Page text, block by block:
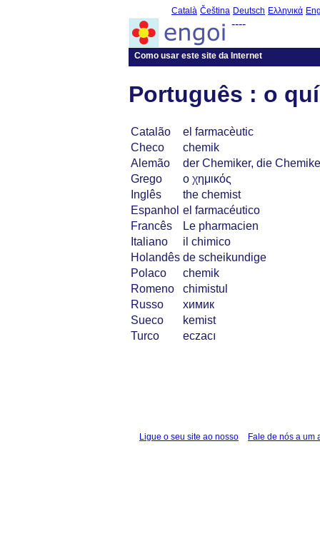
Català Čeština Deutsch Ελληνικά
----
Como usar este site da Internet
Português : o
Catalão
el farmacèutic
Checo
chemik
Alemão
der Chemiker, die
Grego
ο χημικός
Inglês
the chemist
Espanhol el farmacéutico
Francês
Le pharmacien
Italiano
il chimico
Holandês de scheikundige
Polaco
chemik
Romeno
chimistul
Russo
химик
Sueco
kemist
Turco
eczacı
Ligue o seu site ao nosso Fale de nós a um